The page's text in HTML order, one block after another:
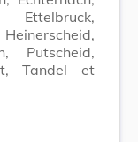
Ettelbruck,
Putscheid,
Tandel et